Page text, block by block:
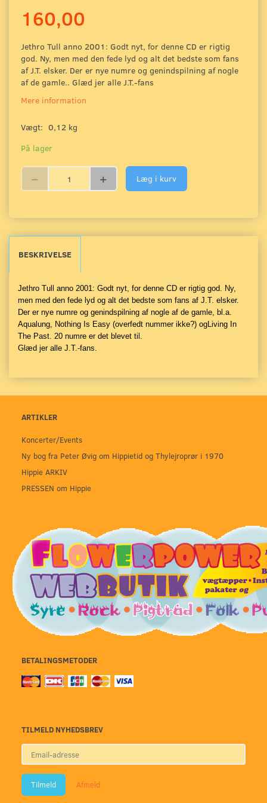
160,00
Jethro Tull anno 2001: Godt nyt, for denne CD er rigtig
god. Ny, men med den fede lyd og alt det bedste som fans
af J.T. elsker. Der er nye numre og genindspilning af nogle
af de gamle.. Glæd jer alle J.T.-fans
Mere information
Vægt: 0,12 kg
På lager
Læg i kurv
BESKRIVELSE
Jethro Tull anno 2001: Godt nyt, for denne CD er rigtig god. Ny,
men med den fede lyd og alt det bedste som fans af J.T. elsker.
Der er nye numre og genindspilning af nogle af de gamle, bl.a.
Aqualung, Nothing Is Easy (overfedt nummer ikke?) ogLiving In
The Past. 20 numre er det blevet til.
Glæd jer alle J.T.-fans.
ARTIKLER
Koncerter/Events
Ny bog fra Peter Øvig om Hippietid og Thylejroprør i 1970
Hippie ARKIV
PRESSEN om Hippie
BETALINGSMETODER
TILMELD NYHEDSBREV
Email-
adresse
Tilmeld Afmeld